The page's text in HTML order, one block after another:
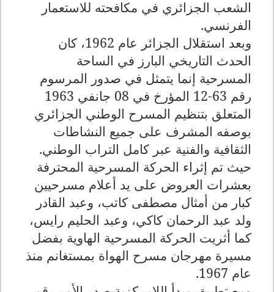
الشعب الجزائري في مكافحته للاستعمار
الفرنسي.
وبعد استقلال الجزائر عام 1962، كان
الحدث التاريخي البارز في الساحة
المسرحية إنما يتمثل في صدور المرسوم
رقم 63-12 المؤرخ في 08 جانفي 1963
المتعلق بتنظيم المسرح الوطني الجزائري
بوصفه المشرف على جميع النشاطات
الثقافية والفنية عبر كامل التراب الوطني.
حيث تم إثراء الحركة المسرحية المحترفة
بعشرات العروض على يد أعلام مسرحيين
كبار من أمثال مصطفى كاتب، وعبد القادر
ولد عبد الرحمان كاكي، وعبد الحليم رايس،
كما أثريت الحركة المسرحية الهاوية بفضل
مسيرة مهرجان مسرح الهواة بمستغانم منذ
عام 1967
.